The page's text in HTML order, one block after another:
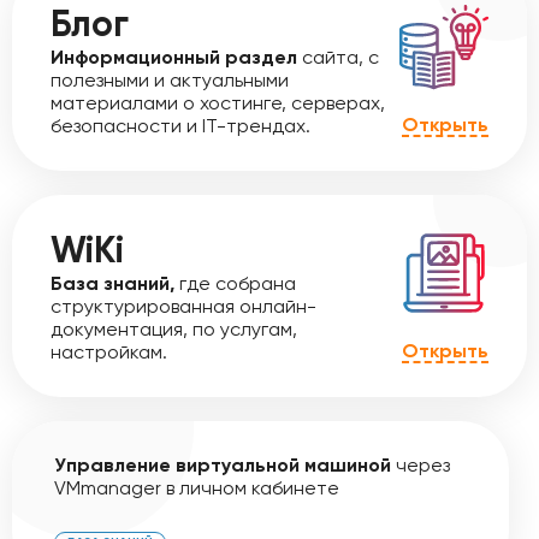
Блог
Информационный раздел сайта, с
полезными и актуальными
материалами о хостинге, серверах,
безопасности и IT-трендах.
Открыть
WiKi
База знаний, где собрана
структурированная онлайн-
документация, по услугам,
настройкам.
Открыть
Управление виртуальной машиной через
VMmanager в личном кабинете